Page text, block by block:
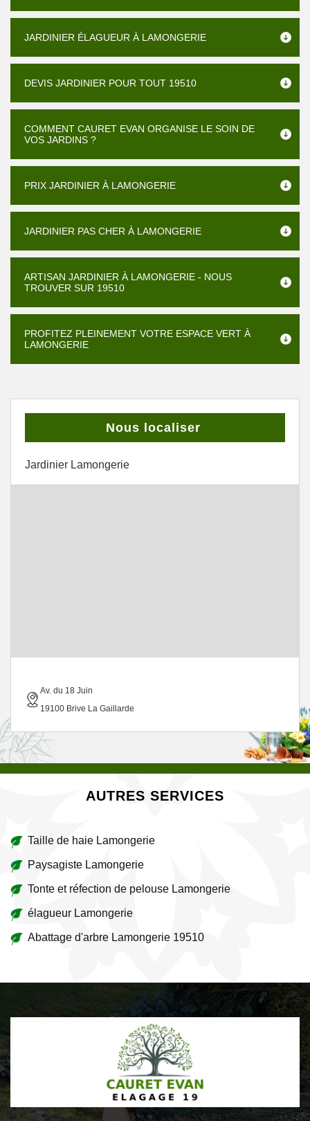
JARDINIER ÉLAGUEUR À LAMONGERIE
DEVIS JARDINIER POUR TOUT 19510
COMMENT CAURET EVAN ORGANISE LE SOIN DE
VOS JARDINS ?
PRIX JARDINIER À LAMONGERIE
JARDINIER PAS CHER À LAMONGERIE
ARTISAN JARDINIER À LAMONGERIE - NOUS
TROUVER SUR 19510
PROFITEZ PLEINEMENT VOTRE ESPACE VERT À
LAMONGERIE
Nous localiser
Jardinier Lamongerie
Av. du 18 Juin
19100 Brive La Gaillarde
AUTRES SERVICES
Taille de haie Lamongerie
Paysagiste Lamongerie
Tonte et réfection de pelouse Lamongerie
élagueur Lamongerie
Abattage d'arbre Lamongerie 19510